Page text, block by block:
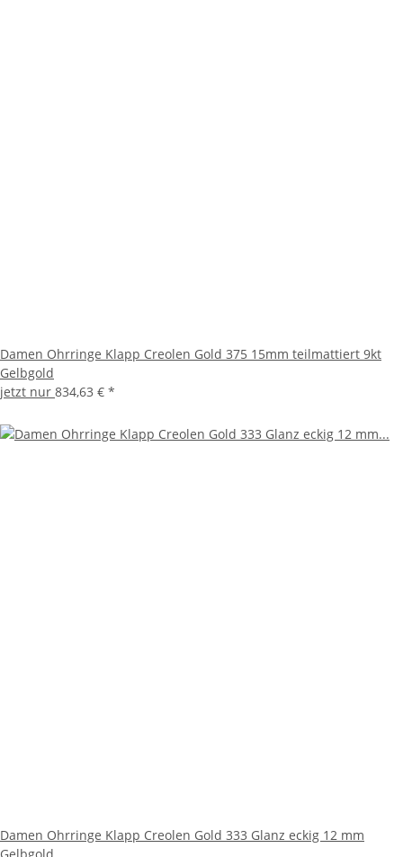
Damen Ohrringe Klapp Creolen Gold 375 15mm teilmattiert 9kt
Gelbgold
jetzt nur 834,63 € *
Damen Ohrringe Klapp Creolen Gold 333 Glanz eckig 12 mm